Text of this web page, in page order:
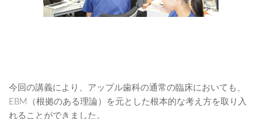
今回の講義により、アップル歯科の通常の臨床においても、
EBM（根拠のある理論）を元とした根本的な考え方を取り入
れることができました。